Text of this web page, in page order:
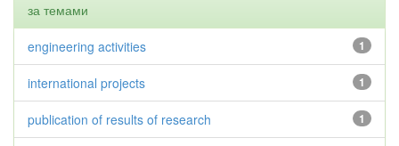
за темами
1
engineering activities
1
international projects
1
publication of results of research